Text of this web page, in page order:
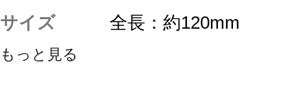
サイズ
全長：約120mm
もっと見る